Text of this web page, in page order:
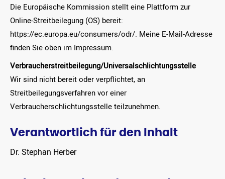
Die Europäische Kommission stellt eine Plattform zur
Online-Streitbeilegung (OS) bereit:
https://ec.europa.eu/consumers/odr/. Meine E-Mail-Adresse
finden Sie oben im Impressum.
Verbraucherstreitbeilegung/Universalschlichtungsstelle
Wir sind nicht bereit oder verpflichtet, an
Streitbeilegungsverfahren vor einer
Verbraucherschlichtungsstelle teilzunehmen.
Verantwortlich für den Inhalt
Dr. Stephan Herber